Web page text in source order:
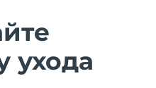
ухода
Ожидаемая дата доставки
12.08.2026